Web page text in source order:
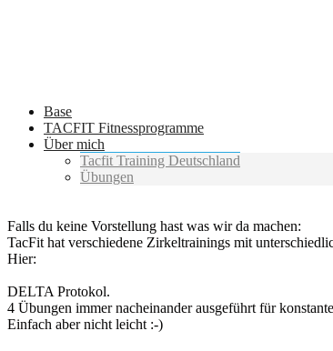
Base
TACFIT Fitnessprogramme
Über mich
Tacfit Training Deutschland
Übungen
Falls du keine Vorstellung hast was wir da machen:
TacFit hat verschiedene Zirkeltrainings mit
Hier:
DELTA Protokol.
4 Übungen immer nacheinander ausgeführt für
Einfach aber nicht leicht :-)